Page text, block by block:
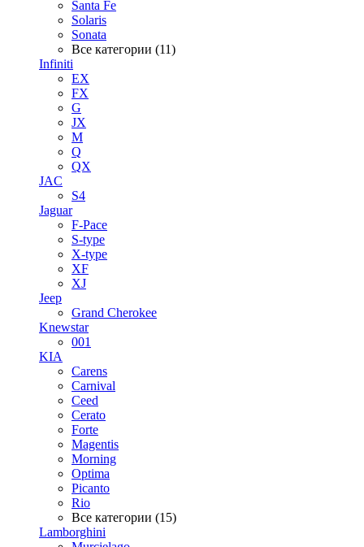
Santa Fe
Solaris
Sonata
Все категории (11)
Infiniti
EX
FX
G
JX
M
Q
QX
JAC
S4
Jaguar
F-Pace
S-type
X-type
XF
XJ
Jeep
Grand Cherokee
Knewstar
001
KIA
Carens
Carnival
Ceed
Cerato
Forte
Magentis
Morning
Optima
Picanto
Rio
Все категории (15)
Lamborghini